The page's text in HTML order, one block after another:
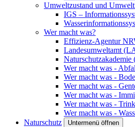
Umweltzustand und
IGS –
Wer macht was?
Effizienz-Agentur
Landesumweltamt
Wer macht was -
Wer macht was -
Wer macht was -
Wer macht was -
Wer macht was -
Wer macht was -
Naturschutz
Untermenü öffnen